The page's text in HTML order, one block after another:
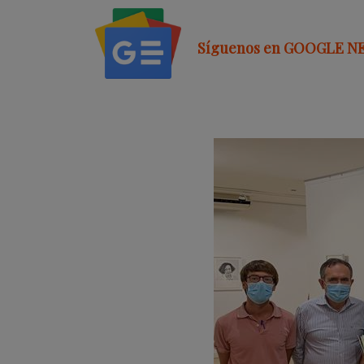
Síguenos en GOOGLE